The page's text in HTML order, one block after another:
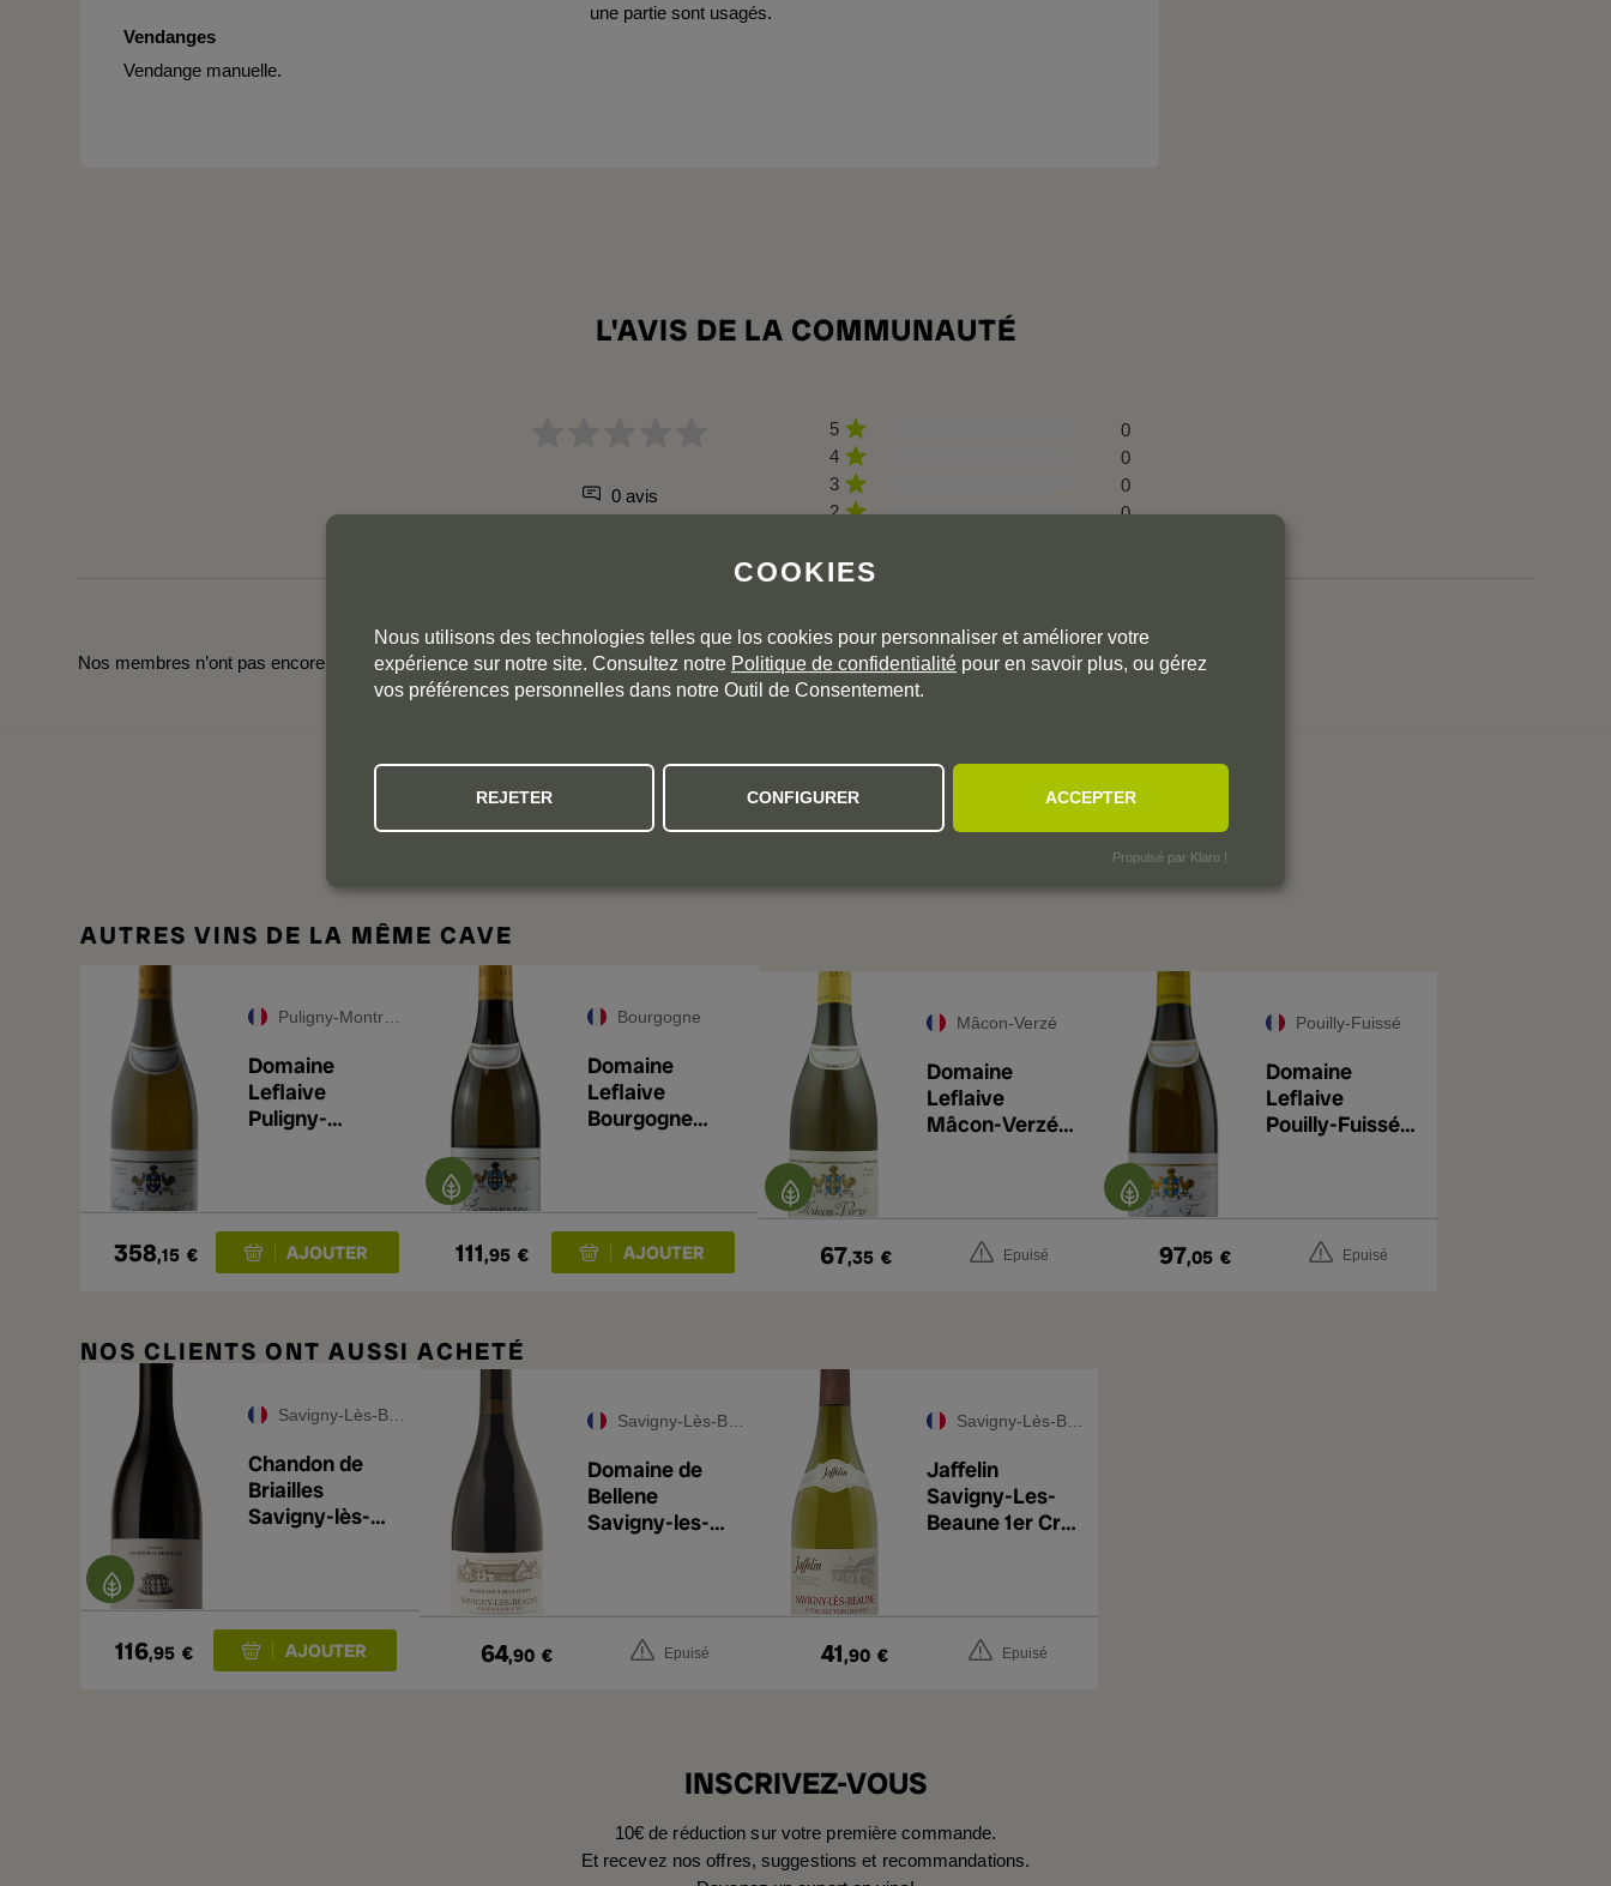
Vendanges
Vendange manuelle.
une partie sont usagés.
L'AVIS DE LA COMMUNAUTÉ
0 avis
5
0
4
0
3
0
2
0
Nos membres n’ont pas encore laissé de commentaires pour ce millésime. Cliquez sur les millésimes précédents pour accéder aux commentaires.
NOS RECOMMANDATIONS PERSONNALISÉES
AUTRES VINS DE LA MÊME CAVE
Puligny-Montrachet Premier Cru
Domaine
Leflaive
Puligny-
358,15 €
Bourgogne
Domaine
Leflaive
Bourgogne
111,95 €
Mâcon-Verzé
Domaine
Leflaive
Mâcon-Verzé
67,35 € Epuisé
Pouilly-Fuissé
Domaine
Leflaive
Pouilly-Fuissé
97,05 € Epuisé
NOS CLIENTS ONT AUSSI ACHETÉ
Savigny-Lès-Beaune Premier Cru
Chandon de
Briailles
Savigny-lès-
116,95 €
Savigny-Lès-Beaune Premier Cru
Domaine de
Bellene
Savigny-les-
64,90 € Epuisé
Savigny-Lès-Beaune Premier Cru
Jaffelin
Savigny-Les-
Beaune 1er Cru
41,90 € Epuisé
INSCRIVEZ-VOUS
10€ de réduction sur votre première commande.
Et recevez nos offres, suggestions et recommandations.
COOKIES
Nous utilisons des technologies telles que los cookies pour personnaliser et améliorer votre
expérience sur notre site. Consultez notre Politique de confidentialité pour en savoir plus, ou gérez
vos préférences personnelles dans notre Outil de Consentement.
REJETER CONFIGURER ACCEPTER
Propulsé par Klaro !